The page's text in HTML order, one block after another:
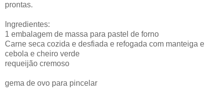
prontas.
Ingredientes:
1 embalagem de massa para pastel de forno
Carne seca cozida e desfiada e refogada com manteiga e
cebola e cheiro verde
requeijão cremoso
gema de ovo para pincelar